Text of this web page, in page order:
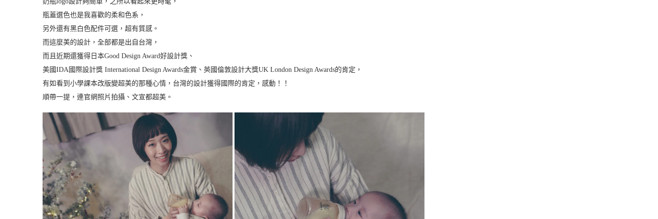
瓶蓋選色也是我喜歡的柔和色系，
另外還有黑白色配件可選，超有質感。
而這麼美的設計，全部都是出自台灣，
而且近期還獲得日本Good Design Award好設計獎、
美國IDA國際設計獎 International Design Awards金賞、英國倫敦設計大獎UK London Design Awards的肯定，
有如看到小學課本改版變超美的那種心情，台灣的設計獲得國際的肯定，感動！！
順帶一提，連官網照片拍攝、文宣都超美。